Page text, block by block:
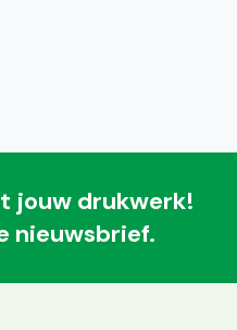
jouw drukwerk!
nieuwsbrief.